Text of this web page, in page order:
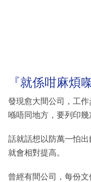
『就係咁麻煩
發現愈大間公司，工
喺唔同地方，要列印幾
話就話想以防萬一怕
就會相對提高。
曾經有間公司，每份